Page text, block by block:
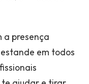
a presença
em todos